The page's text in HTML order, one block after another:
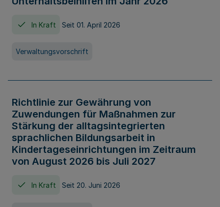
In Kraft Seit 01. April 2026
Verwaltungsvorschrift
Richtlinie zur Gewährung von
Zuwendungen für Maßnahmen zur
Stärkung der alltagsintegrierten
sprachlichen Bildungsarbeit in
Kindertageseinrichtungen im Zeitraum
von August 2026 bis Juli 2027
In Kraft Seit 20. Juni 2026